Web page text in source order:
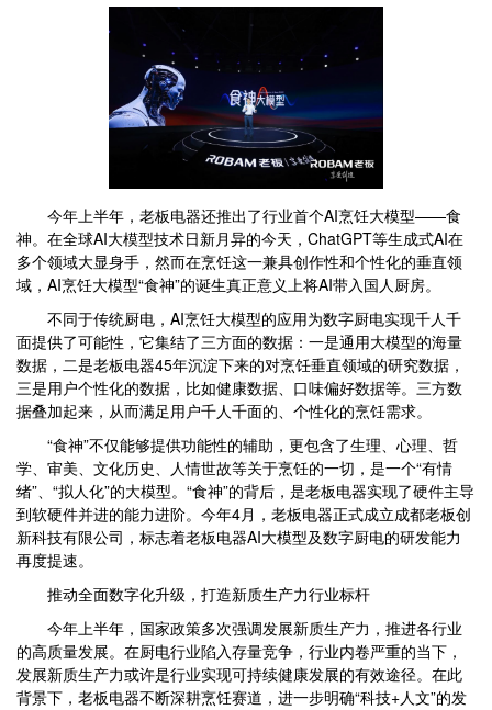
今年上半年，老板电器还推出了行业首个AI烹饪大模型——食
神。在全球AI大模型技术日新月异的今天，ChatGPT等生成式AI在
多个领域大显身手，然而在烹饪这一兼具创作性和个性化的垂直领
域，AI烹饪大模型“食神”的诞生真正意义上将AI带入国人厨房。
不同于传统厨电，AI烹饪大模型的应用为数字厨电实现千人千
面提供了可能性，它集结了三方面的数据：一是通用大模型的海量
数据，二是老板电器45年沉淀下来的对烹饪垂直领域的研究数据，
三是用户个性化的数据，比如健康数据、口味偏好数据等。三方数
据叠加起来，从而满足用户千人千面的、个性化的烹饪需求。
“食神”不仅能够提供功能性的辅助，更包含了生理、心理、哲
学、审美、文化历史、人情世故等关于烹饪的一切，是一个“有情
绪”、“拟人化”的大模型。“食神”的背后，是老板电器实现了硬件主导
到软硬件并进的能力进阶。今年4月，老板电器正式成立成都老板创
新科技有限公司，标志着老板电器AI大模型及数字厨电的研发能力
再度提速。
推动全面数字化升级，打造新质生产力行业标杆
今年上半年，国家政策多次强调发展新质生产力，推进各行业
的高质量发展。在厨电行业陷入存量竞争，行业内卷严重的当下，
发展新质生产力或许是行业实现可持续健康发展的有效途径。在此
背景下，老板电器不断深耕烹饪赛道，进一步明确“科技+人文”的发